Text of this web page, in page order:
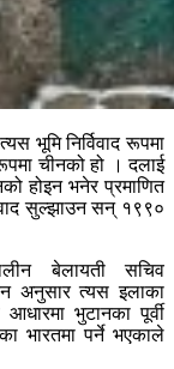
भूमि निर्विवाद रूपमा
चीनको हो । दलाई
होइन भनेर प्रमाणित
सुल्झाउन सन् १९९०
बेलायती सचिव
अनुसार त्यस इलाका
भुटानका पूर्वी
भारतमा पर्ने भएकाले